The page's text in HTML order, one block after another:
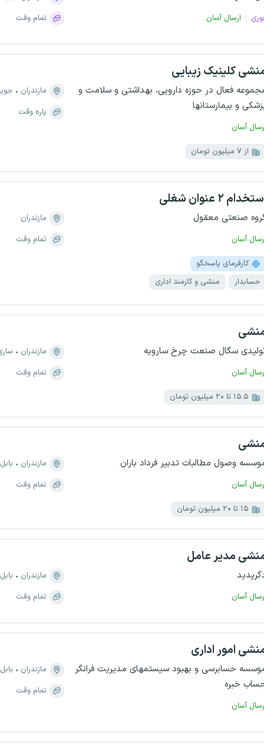
ارسال آسان
تمام وقت
کلینیک زیبایی
فعال در حوزه دارویی، بهداشتی و سلامت و
و بیمارستانها
آسان
مازندران
پاره وقت
از ۷ میلیون تومان
۲ عنوان شغلی
صنعتی معقول
آسان
مازندران
تمام وقت
کارفرمای پاسخگو
حسابدار
منشی و کارمند اداری
سگال صنعت چرخ سارویه
آسان
مازندران
تمام وقت
۱۵.۵ تا ۲۰ میلیون تومان
وصول مطالبات تدبیر فرداد باران
آسان
مازندران
بابل
تمام وقت
۱۵ تا ۲۰ میلیون تومان
مدیر عامل
آسان
مازندران
بابل
تمام وقت
امور اداری
حسابرسی و بهبود سیستمهای مدیریت فرانگر
خبره
آسان
مازندران
بابل
تمام وقت